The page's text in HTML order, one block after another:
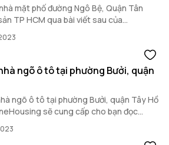
mặt phố đường Ngô Bệ, Quận Tân
TP HCM qua bài viết sau của
ngõ ô tô tại phường Bưởi, quận
ngõ ô tô tại phường Bưởi, quận Tây Hồ
sẽ cung cấp cho bạn đọc
về loại hình bất động sản này thông